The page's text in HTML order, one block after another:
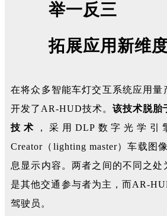
举一反三
拓展应用新维
在将众多智能车灯交互系统应用量
开发了AR-HUD技术。 该技术脱胎
技术
，采用DLP数字光学引
Creator（lighting master）车载图
息显示内容。两者之间的不同之处
是其他交通参与者为主，而AR-
驾驶员。